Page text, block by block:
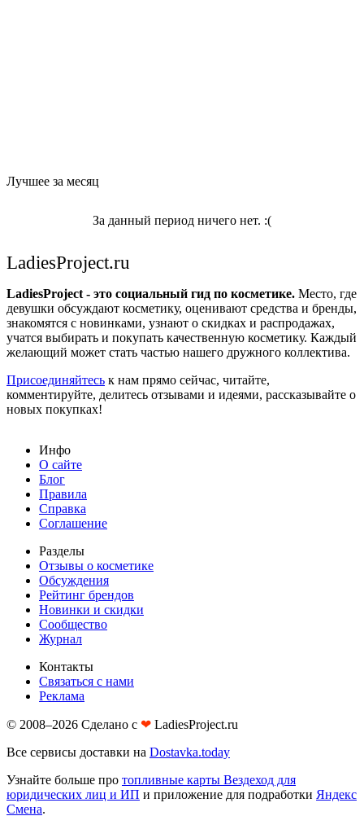
Лучшее за месяц
За данный период ничего нет. :(
LadiesProject.ru
LadiesProject - это социальный гид по косметике. Место, где
девушки обсуждают косметику, оценивают средства и бренды,
знакомятся с новинками, узнают о скидках и распродажах,
учатся выбирать и покупать качественную косметику. Каждый
желающий может стать частью нашего дружного коллектива.
Присоединяйтесь к нам прямо сейчас, читайте,
комментируйте, делитесь отзывами и идеями, рассказывайте о
новых покупках!
Инфо
О сайте
Блог
Правила
Справка
Соглашение
Разделы
Отзывы о косметике
Обсуждения
Рейтинг брендов
Новинки и скидки
Сообщество
Журнал
Контакты
Связаться с нами
Реклама
© 2008–2026 Сделано с ❤︎ LadiesProject.ru
Все сервисы доставки на Dostavka.today
Узнайте больше про топливные карты Вездеход для
юридических лиц и ИП и приложение для подработки Яндекс
Смена.